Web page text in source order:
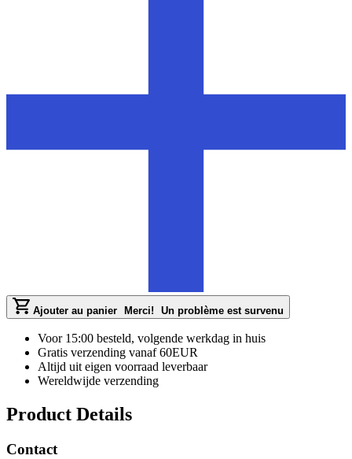
Ajouter au panier Merci! Un problème est survenu
Voor 15:00 besteld, volgende werkdag in huis
Gratis verzending vanaf 60EUR
Altijd uit eigen voorraad leverbaar
Wereldwijde verzending
Product Details
Contact